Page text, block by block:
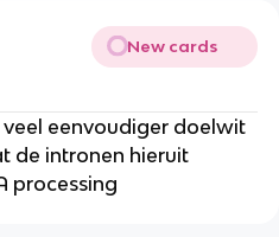
New cards
eenvoudiger doelwit
de intronen hieruit
processing